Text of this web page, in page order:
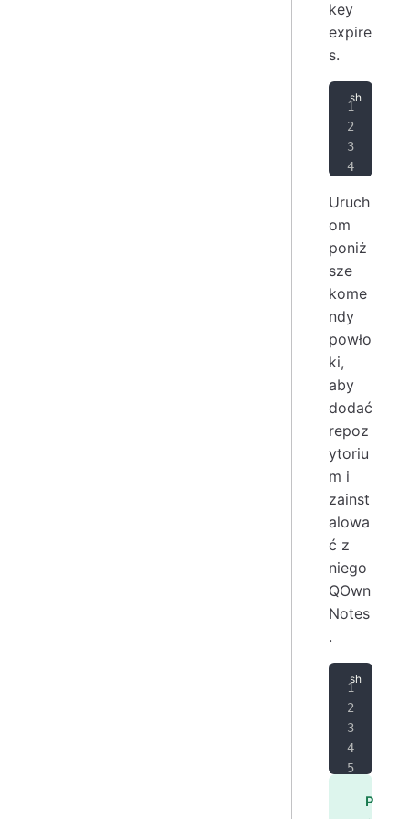
key
expire
s.
Uruch
om
poniż
sze
kome
ndy
powło
ki,
aby
dodać
repoz
ytoriu
m i
zainst
alowa
ć z
niego
QOwn
Notes
.
P